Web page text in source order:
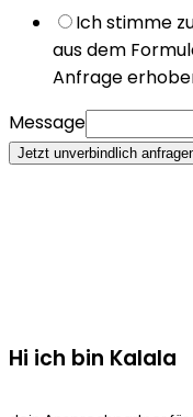
Ich stimme
aus dem
Anfrage
Message
Jetzt unverbindlich
Hi ich bin Kalala